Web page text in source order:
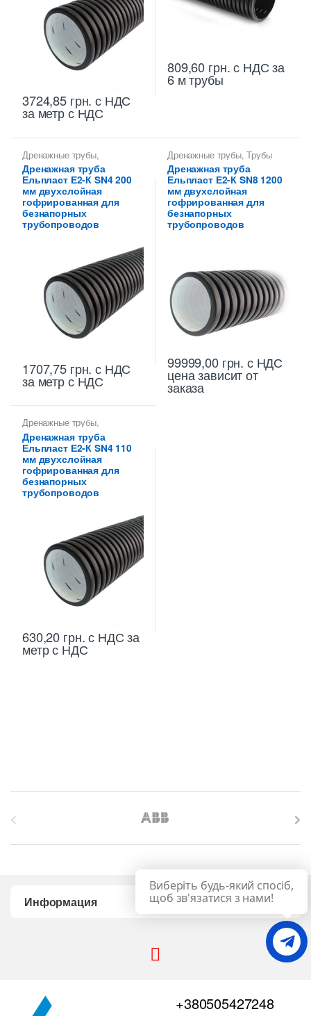
3724,85 грн. с НДС
за метр с НДС
809,60 грн.с НДС за
6 м трубы
Дренажные трубы,
Дренажные трубы 200 мм
Трубы дренажные
гофрированные
Дренажная труба
Ельпласт Е2-К SN4 200
мм двухслойная
гофрированная для
безнапорных
трубопроводов
1707,75 грн. с НДС
за метр с НДС
Дренажные трубы,Трубы
дренажные гофрированные
Дренажная труба
Ельпласт Е2-К SN8 1200
мм двухслойная
гофрированная для
безнапорных
трубопроводов
99999,00 грн. с НДС
цена зависит от
заказа
Дренажные трубы,
Дренажные трубы 110 мм
Трубы дренажные
гофрированные
Дренажная труба
Ельпласт Е2-К SN4 110
мм двухслойная
гофрированная для
безнапорных
трубопроводов
630,20 грн.с НДС за
метр с НДС
Информация
+380505427248
Виберіть будь-який спосіб,
щоб зв'язатися з нами!